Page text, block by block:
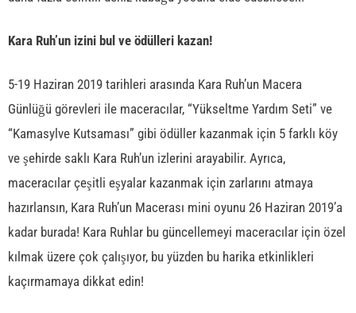
Kara Ruh’un izini bul ve ödülleri kazan!
5-19 Haziran 2019 tarihleri arasında Kara Ruh’un Macera
Günlüğü görevleri ile maceracılar, “Yükseltme Yardım Seti” ve
“Kamasylve Kutsaması” gibi ödüller kazanmak için 5 farklı köy
ve şehirde saklı Kara Ruh’un izlerini arayabilir. Ayrıca,
maceracılar çeşitli eşyalar kazanmak için zarlarını atmaya
hazırlansın, Kara Ruh’un Macerası mini oyunu 26 Haziran 2019’a
kadar burada! Kara Ruhlar bu güncellemeyi maceracılar için özel
kılmak üzere çok çalışıyor, bu yüzden bu harika etkinlikleri
kaçırmamaya dikkat edin!